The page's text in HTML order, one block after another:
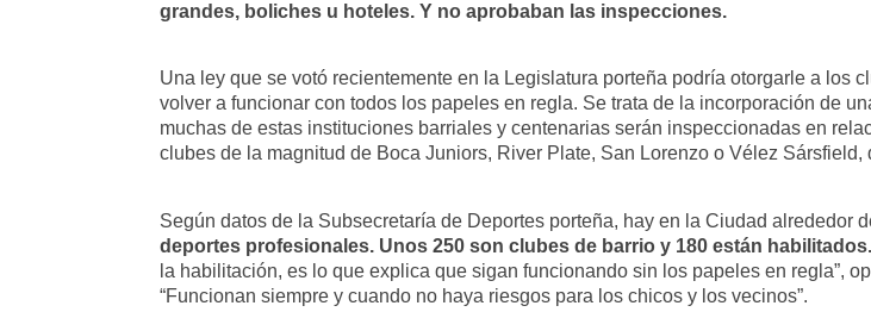
grandes, boliches u hoteles. Y no aprobaban las inspecciones.
Una ley que se votó recientemente en la Legislatura porteña podría otorgarle a los
volver a funcionar con todos los papeles en regla. Se trata de la incorporación de
muchas de estas instituciones barriales y centenarias serán inspeccionadas en
clubes de la magnitud de Boca Juniors, River Plate, San Lorenzo o Vélez
Según datos de la Subsecretaría de Deportes porteña, hay en la Ciudad alrededor
deportes profesionales. Unos 250 son clubes de barrio y 180 están
la habilitación, es lo que explica que sigan funcionando sin los papeles en regla”,
“Funcionan siempre y cuando no haya riesgos para los chicos y los vecinos”.